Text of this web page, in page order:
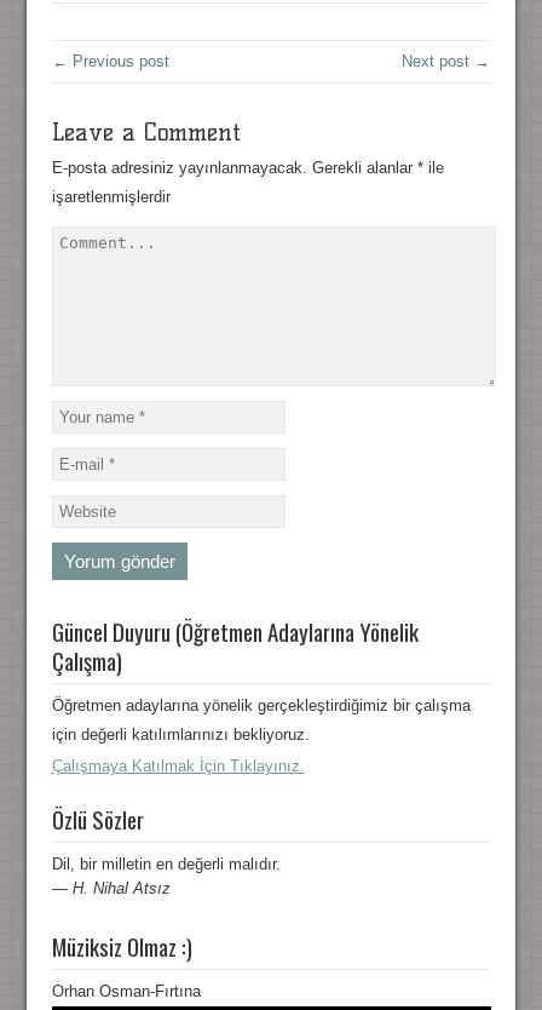
← Previous post Next post →
Leave a Comment
E-posta adresiniz yayınlanmayacak. Gerekli alanlar *ile
işaretlenmişlerdir
Güncel Duyuru (Öğretmen Adaylarına Yönelik
Çalışma)
Öğretmen adaylarına yönelik gerçekleştirdiğimiz bir çalışma
için değerli katılımlarınızı bekliyoruz.
Çalışmaya Katılmak İçin Tıklayınız.
Özlü Sözler
Dil, bir milletin en değerli malıdır.
— H. Nihal Atsız
Müziksiz Olmaz :)
Orhan Osman-Fırtına